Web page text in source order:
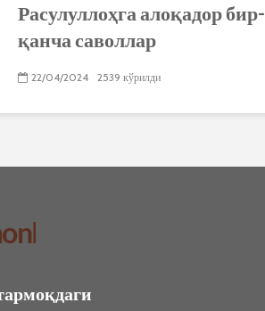
Расулуллоҳга алоқадор бир-
қанча саволлар
22/04/2024 2539 кўрилди